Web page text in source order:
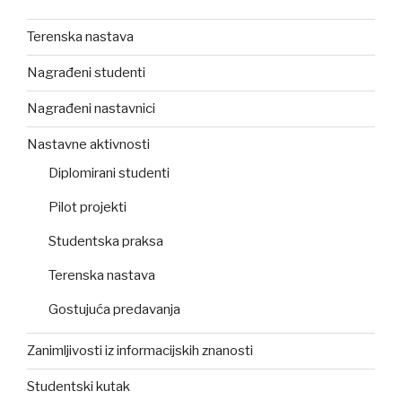
Terenska nastava
Nagrađeni studenti
Nagrađeni nastavnici
Nastavne aktivnosti
Diplomirani studenti
Pilot projekti
Studentska praksa
Terenska nastava
Gostujuća predavanja
Zanimljivosti iz informacijskih znanosti
Studentski kutak